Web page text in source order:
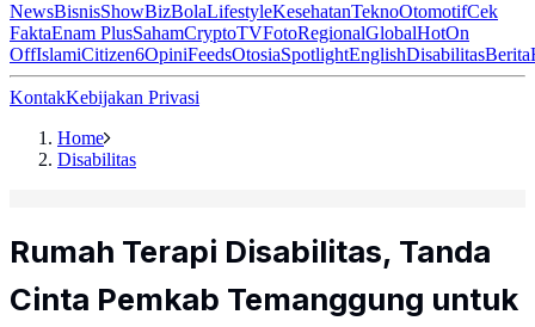
NewsBisnisShowBizBolaLifestyleKesehatanTeknoOtomotifCek
FaktaEnam PlusSahamCryptoTVFotoRegionalGlobalHotOn
OffIslamiCitizen6OpiniFeedsOtosiaSpotlightEnglishDisabilitasBerita
KontakKebijakan Privasi
Home
Disabilitas
Rumah Terapi Disabilitas, Tanda
Cinta Pemkab Temanggung untuk